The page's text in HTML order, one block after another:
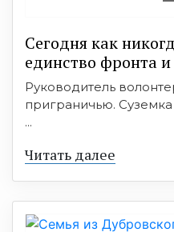
Сегодня как
единство фронта
Руководитель
приграничью.
...
Читать далее